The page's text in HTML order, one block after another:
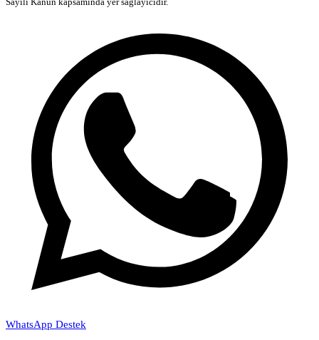
WhatsApp Destek